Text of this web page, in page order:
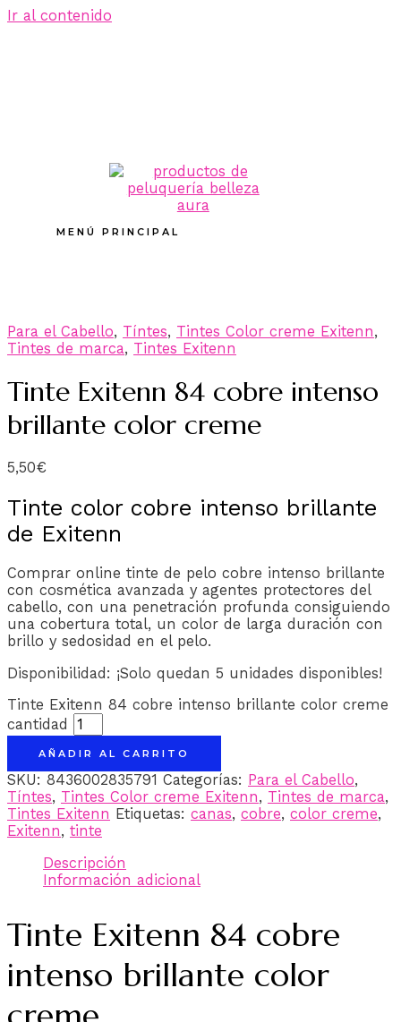
Ir al contenido
MENÚ PRINCIPAL
Para el Cabello, Tíntes, Tintes Color creme Exitenn,
Tintes de marca, Tintes Exitenn
Tinte Exitenn 84 cobre intenso
brillante color creme
5,50€
Tinte color cobre intenso brillante
de Exitenn
Comprar online tinte de pelo cobre intenso brillante
con cosmética avanzada y agentes protectores del
cabello, con una penetración profunda consiguiendo
una cobertura total, un color de larga duración con
brillo y sedosidad en el pelo.
Disponibilidad: ¡Solo quedan 5 unidades disponibles!
Tinte Exitenn 84 cobre intenso brillante color creme
cantidad
AÑADIR AL CARRITO
SKU: 8436002835791 Categorías: Para el Cabello,
Tíntes, Tintes Color creme Exitenn, Tintes de marca,
Tintes Exitenn Etiquetas: canas, cobre, color creme,
Exitenn, tinte
Descripción
Información adicional
Tinte Exitenn 84 cobre
intenso brillante color